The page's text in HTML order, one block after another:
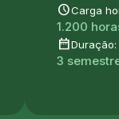
scheduleCarga
1.200
date_rangeDuração:
3